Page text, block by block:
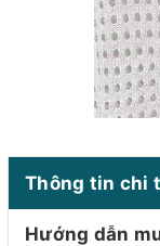
Thông tin chi
Hướng dẫn